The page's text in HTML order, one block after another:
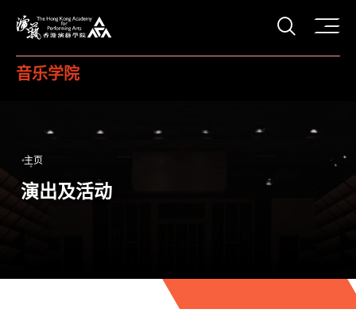
打开
音乐学院
主页
演出及活动